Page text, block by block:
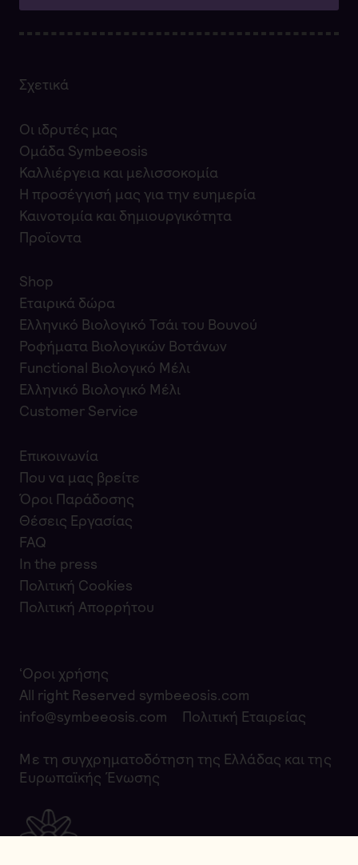
Σχετικά
Οι ιδρυτές μας
Ομάδα Symbeeosis
Καλλιέργεια και μελισσοκομία
Η προσέγγισή μας για την ευημερία
Καινοτομία και δημιουργικότητα
Προϊοντα
Shop
Εταιρικά δώρα
Ελληνικό Βιολογικό Τσάι του Βουνού
Ροφήματα Βιολογικών Βοτάνων
Functional Βιολογικό Μέλι
Ελληνικό Βιολογικό Μέλι
Customer Service
Επικοινωνία
Που να μας βρείτε
Όροι Παράδοσης
Θέσεις Εργασίας
FAQ
In the press
Πολιτική Cookies
Πολιτική Απορρήτου
‘Οροι χρήσης
All right Reserved symbeeosis.com
info@symbeeosis.com
Πολιτική Εταιρείας
Με τη συγχρηματοδότηση της Ελλάδας και της
Ευρωπαϊκής Ένωσης